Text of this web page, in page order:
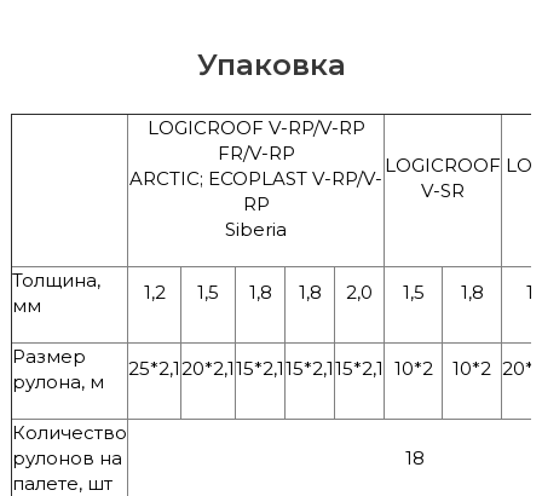
Упаковка
LOGICROOF V-RP/V-RP
FR/V-RP
ARCTIC; ECOPLAST V-RP/V-
RP
Siberia
LOGICROOF
V-SR
Толщина,
мм
1,2 1,5 1,8 1,8 2,0 1,5 1,8
Размер
рулона, м
25*2,120*2,115*2,115*2,115*2,1 10*2 10*2
Количество
рулонов на
палете, шт
18